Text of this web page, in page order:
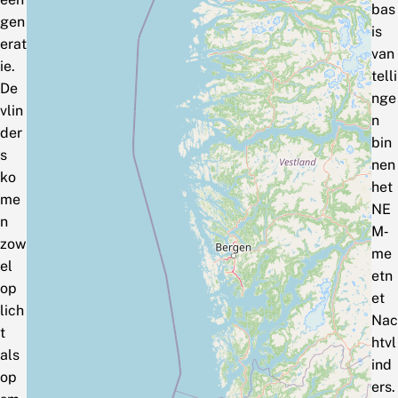
gen
erat
ie.
De
vlin
der
s
ko
me
n
zow
el
op
lich
t
als
op
bas
is
van
telli
nge
n
bin
nen
het
NE
M‑
me
etn
et
Nac
htvl
ind
ers.